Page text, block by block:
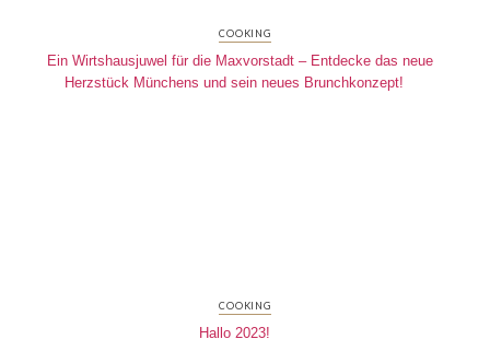
COOKING
Ein Wirtshausjuwel für die Maxvorstadt – Entdecke das neue
Herzstück Münchens und sein neues Brunchkonzept!
COOKING
Hallo 2023!